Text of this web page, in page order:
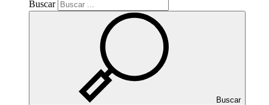
Buscar
Buscar